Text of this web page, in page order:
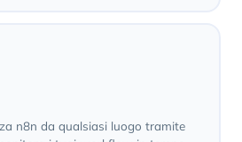
n8n da qualsiasi luogo tramite